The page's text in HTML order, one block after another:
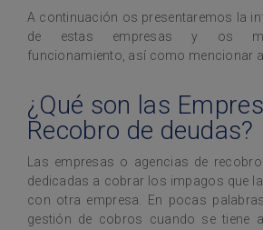
A continuación os presentaremos la
de estas empresas y os
funcionamiento, así como mencionar
¿Qué son las
Recobro de deudas?
Las empresas o agencias de
dedicadas a cobrar los impagos que
con otra empresa. En pocas
gestión de cobros cuando se tiene